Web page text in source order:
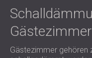
Gästezimmer gehören